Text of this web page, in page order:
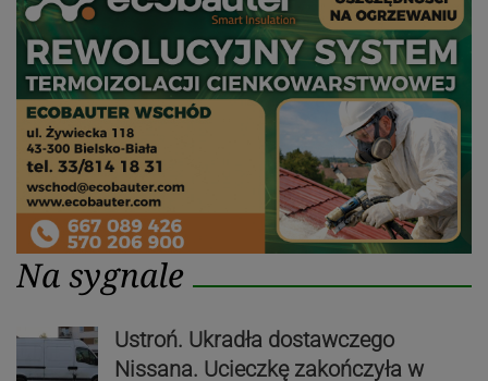
Na sygnale
Ustroń. Ukradła dostawczego
Nissana. Ucieczkę zakończyła w